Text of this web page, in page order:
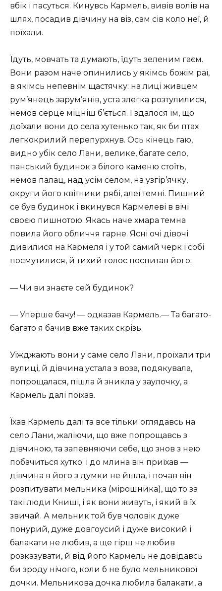
вбік і пасуться. Кинувсь Кармель, вивів волів на
шлях, посадив дівчину на віз, сам сів коло неї, й
поїхали.
Їдуть, мовчать та думають, їдуть зеленим гаєм.
Вони разом наче опинились у якімсь божім раї,
в якімсь непевнім щастячку: на лиці живцем
рум’янець зарум’янів, уста злегка розтулилися,
немов серце міцніш б’ється. І здалося їм, що
доїхали вони до села хутенько так, як би птах
легкокрилий перепурхнув. Ось кінець гаю,
видно убік село Лани, велике, багате село,
панський будинок з білого каменю стоїть,
немов палац, над усім селом, на узгір’ячку,
округи його квітники рябі, алеї темні. Пишний
се був будинок і вкинувся Кармелеві в вічі
своєю пишнотою. Якась наче хмара темна
повила його обличчя гарне. Ясні очі дівочі
дивилися на Кармеля і у той самий черк і собі
посмутилися, й тихий голос поспитав його:
— Чи ви знаєте сей будинок?
— Уперше бачу! — одказав Кармель.— Та багато-
багато я бачив вже таких скрізь.
Уїжджають вони у саме село Лани, проїхали три
вулиці, й дівчина устала з воза, подякувала,
попрощалася, пішла й зникла у заулочку, а
Кармель далі поїхав.
Їхав Кармель далі та все тільки оглядавсь на
село Лани, жаліючи, що вже попрощавсь з
дівчиною, та запевняючи себе, що знов з нею
побачиться хутко; і до млина він приїхав —
дівчина в його з думки не йшла, і почав він
розпитувати мельника (мірошника), що то за
такі люди Книші, і як вони живуть, і який в їх
звичай. А мельник той був чоловік дуже
понурий, дуже довгоусий і дуже високий і
балакати не любив, а ще гірш не любив
розказувати, й від його Кармель не довідавсь
би зроду нічого, коли б не було мельникової
дочки. Мельникова дочка любила балакати, а